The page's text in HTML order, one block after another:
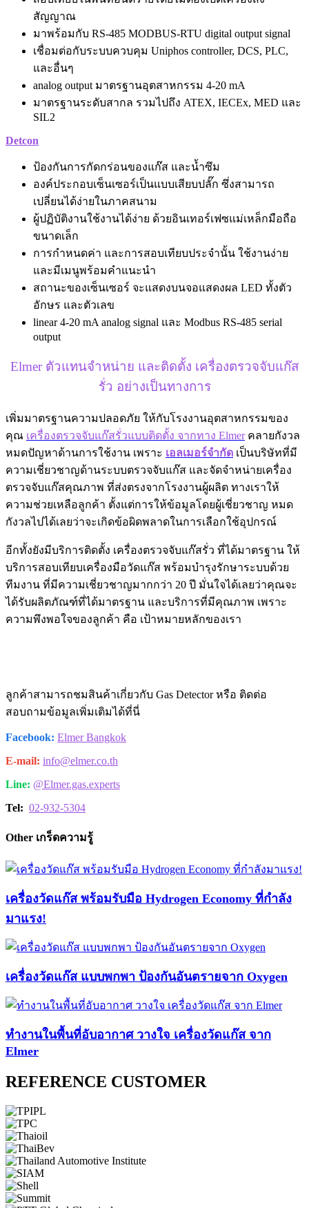
สัญญาณ
มาพร้อมกับ RS-485 MODBUS-RTU digital output signal
เชื่อมต่อกับระบบควบคุม Uniphos controller, DCS, PLC,
และอื่นๆ
analog output มาตรฐานอุตสาหกรรม 4-20 mA
มาตรฐานระดับสากล รวมไปถึง ATEX, IECEx, MED และ
SIL2
Detcon
ป้องกันการกัดกร่อนของแก๊ส และน้ำซึม
องค์ประกอบเซ็นเซอร์เป็นแบบเสียบปลั๊ก ซึ่งสามารถ
เปลี่ยนได้ง่ายในภาคสนาม
ผู้ปฏิบัติงานใช้งานได้ง่าย ด้วยอินเทอร์เฟซแม่เหล็กมือถือ
ขนาดเล็ก
การกำหนดค่า และการสอบเทียบประจำนั้น ใช้งานง่าย
และมีเมนูพร้อมคำแนะนำ
สถานะของเซ็นเซอร์ จะแสดงบนจอแสดงผล LED ทั้งตัว
อักษร และตัวเลข
linear 4-20 mA analog signal และ Modbus RS-485 serial
output
Elmer ตัวแทนจำหน่าย และติดตั้ง เครื่องตรวจจับแก๊ส
รั่ว อย่างเป็นทางการ
เพิ่มมาตรฐานความปลอดภัย ให้กับโรงงานอุตสาหกรรมของ
คุณ เครื่องตรวจจับแก๊สรั่วแบบติดตั้ง จากทาง Elmerคลายกังวล
หมดปัญหาด้านการใช้งาน เพราะ เอลเมอร์จำกัด เป็นบริษัทที่มี
ความเชี่ยวชาญด้านระบบตรวจจับแก๊ส และจัดจำหน่ายเครื่อง
ตรวจจับแก๊สคุณภาพ ที่ส่งตรงจากโรงงานผู้ผลิต ทางเราให้
ความช่วยเหลือลูกค้า ตั้งแต่การให้ข้อมูลโดยผู้เชี่ยวชาญ หมด
กังวลไปได้เลยว่าจะเกิดข้อผิดพลาดในการเลือกใช้อุปกรณ์
อีกทั้งยังมีบริการติดตั้ง เครื่องตรวจจับแก๊สรั่ว ที่ได้มาตรฐาน ให้
บริการสอบเทียบเครื่องมือวัดแก๊ส พร้อมบำรุงรักษาระบบด้วย
ทีมงาน ที่มีความเชี่ยวชาญมากกว่า 20 ปี มั่นใจได้เลยว่าคุณจะ
ได้รับผลิตภัณฑ์ที่ได้มาตรฐาน และบริการที่มีคุณภาพ เพราะ
ความพึงพอใจของลูกค้า คือ เป้าหมายหลักของเรา
ลูกค้าสามารถชมสินค้าเกี่ยวกับ Gas Detector หรือ ติดต่อ
สอบถามข้อมูลเพิ่มเติมได้ที่นี่
Facebook: Elmer Bangkok
E-mail: info@elmer.co.th
Line: @Elmer.gas.experts
Tel: 02-932-5304
Other เกร็ดความรู้
เครื่องวัดแก๊ส พร้อมรับมือ Hydrogen Economy ที่กำลัง
มาแรง!
เครื่องวัดแก๊ส แบบพกพา ป้องกันอันตรายจาก Oxygen
ทำงานในพื้นที่อับอากาศ วางใจ เครื่องวัดแก๊ส จาก
Elmer
REFERENCE CUSTOMER